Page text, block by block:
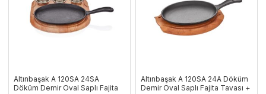
Altınbaşak A 120SA 24SA
Döküm Demir Oval Saplı Fajita
Altınbaşak A 120SA 24A Döküm
Demir Oval Saplı Fajita Tavası +